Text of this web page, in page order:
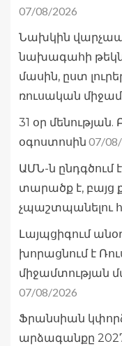
07/08/2026
Նախկին
նախագահի
մասին, ըստ
ռուսական
31 օր մենության.
օգոստոսին 07/
ԱՄՆ-ն ընդգծում
տարածք է, բայց
չպաշտպանելու
Լայպցիգում
խորացնում է
միջամտության
07/08/2026
Ֆրանսիան
արձագանքը